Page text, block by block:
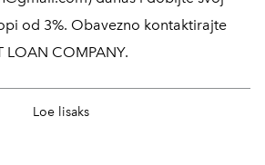
od 3%. Obavezno kontaktirajte
LOAN COMPANY.
unexpected expenses plus debts
Loe lisaks